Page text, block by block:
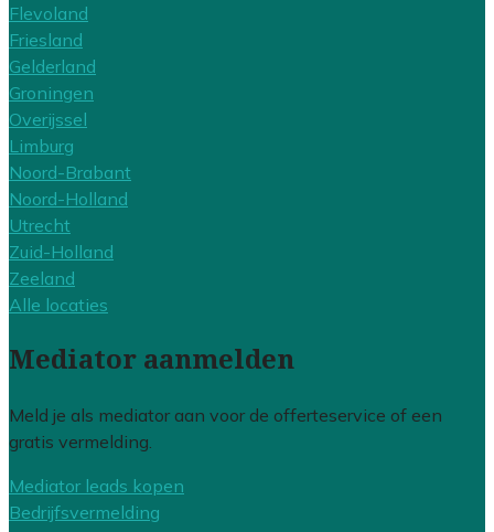
Flevoland
Friesland
Gelderland
Groningen
Overijssel
Limburg
Noord-Brabant
Noord-Holland
Utrecht
Zuid-Holland
Zeeland
Alle locaties
Mediator aanmelden
Meld je als mediator aan voor de offerteservice of een
gratis vermelding.
Mediator leads kopen
Bedrijfsvermelding